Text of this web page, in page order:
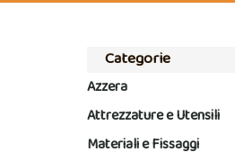
Categorie
Azzera
Attrezzature e Utensili
Materiali e Fissaggi